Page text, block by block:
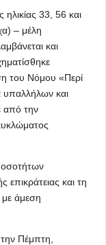
ηλικίας 33, 56 και
– μέλη
και
του Νόμου «Περί
υπαλλήλων και
την
επικράτειας και τη
με άμεση
Πέμπτη,